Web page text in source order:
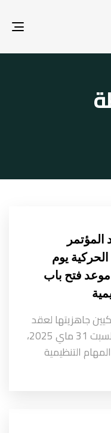
المؤتمر
يوم
2025 وتحدد موعد فتح باب
جاهزيتها لعقد
المؤتمر التأسيسي للمنظمة يوم السبت 31 ماي 2025،
التنظيمية